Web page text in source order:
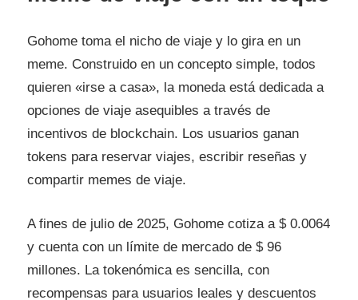
Gohome toma el nicho de viaje y lo gira en un
meme. Construido en un concepto simple, todos
quieren «irse a casa», la moneda está dedicada a
opciones de viaje asequibles a través de
incentivos de blockchain. Los usuarios ganan
tokens para reservar viajes, escribir reseñas y
compartir memes de viaje.
A fines de julio de 2025, Gohome cotiza a $ 0.0064
y cuenta con un límite de mercado de $ 96
millones. La tokenómica es sencilla, con
recompensas para usuarios leales y descuentos